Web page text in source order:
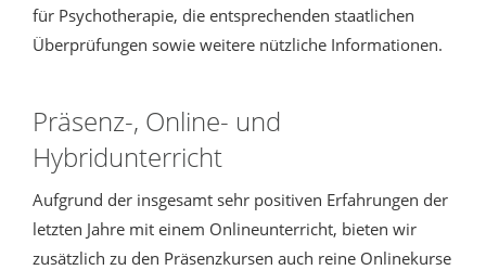
für Psychotherapie, die entsprechenden staatlichen
Überprüfungen sowie weitere nützliche Informationen.
Präsenz-, Online- und
Hybridunterricht
Aufgrund der insgesamt sehr positiven Erfahrungen der
letzten Jahre mit einem Onlineunterricht, bieten wir
zusätzlich zu den Präsenzkursen auch reine Onlinekurse